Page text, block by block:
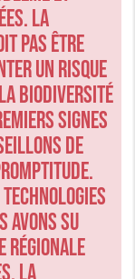
La
pas être
un risque
biodiversité
signes
de
avons su
régionale